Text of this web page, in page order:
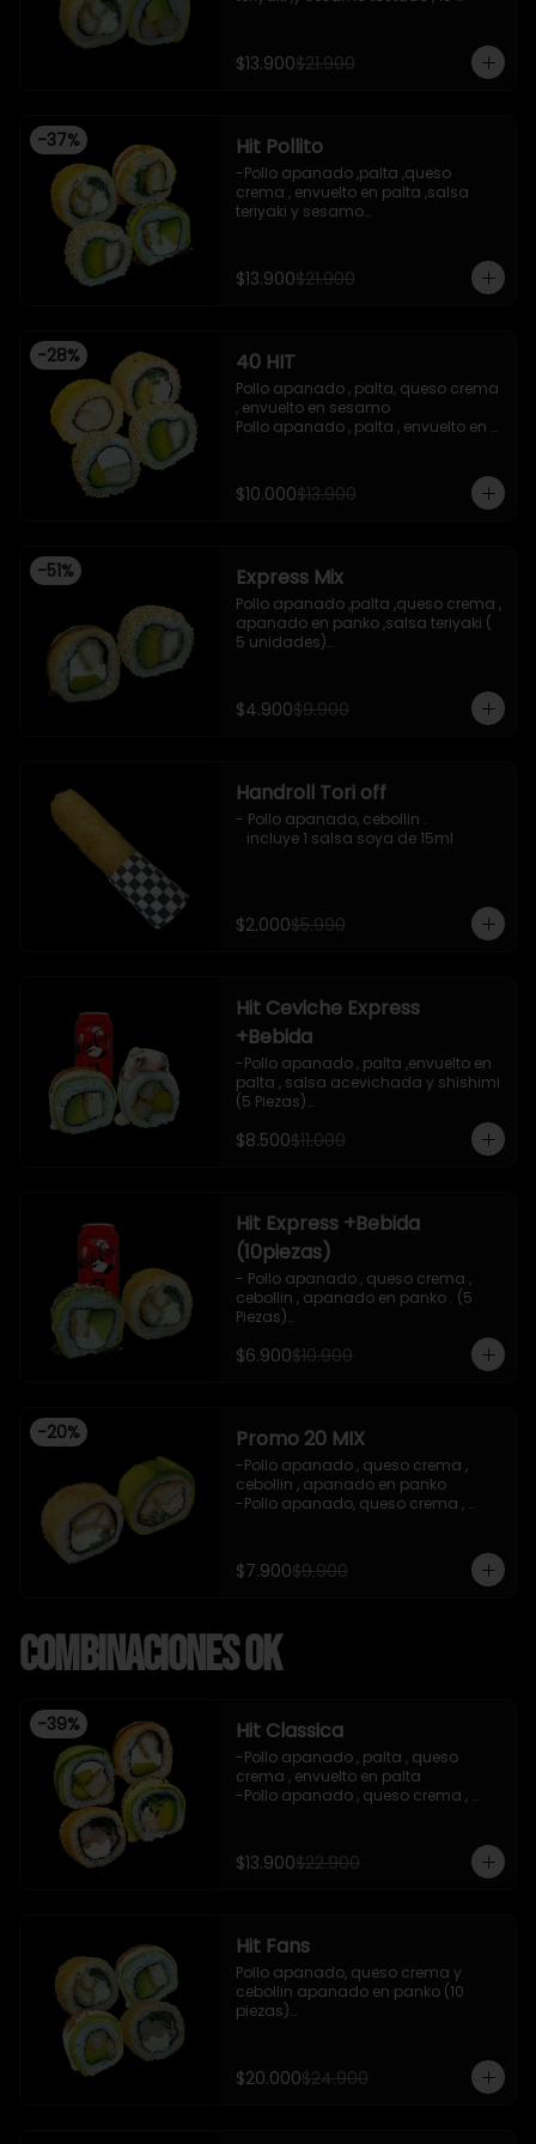
,envuelto en palta ,salsa
acevichada ,y chichimi , 10 piezas
$13.900$21.900
-37% Hit Pollito
-Pollo apanado ,palta ,queso
crema , envuelto en palta ,salsa
teriyaki y sesamo
-Pollo apanado , cebollin , apanado
en panko , salsa umami , salsa
-incluye 2 salsas de soya , 1 salsa
teriyaki , 1wasabi , 1 gengibre , 3
palitos .
-Imagen referencial .
$13.900$21.900
-28% 40 HIT
Pollo apanado , palta, queso crema
, envuelto en sesamo
Pollo apanado , palta , envuelto en
apanado en panko
Kanikama , queso crema ,
$10.000$13.900
-51% Express Mix
Pollo apanado ,palta ,queso crema ,
apanado en panko ,salsa teriyaki (
5 unidades)
incluye 1 salsa de soya de 15 ml
$4.900$9.900
Handroll Tori off
- Pollo apanado, cebollin .
   incluye 1 salsa soya de 15ml
$2.000$5.990
Hit Ceviche Express
+Bebida
-Pollo apanado , palta ,envuelto en
palta , salsa acevichada y shishimi
(5 Piezas)
-Camaron cocido , palta ,ceviche
mixto , salsa acevichada ( 5 Piezas)
-Incluye 1 bebida (coca cola zero), Y
$8.500$11.000
Hit Express +Bebida
(10piezas)
- Pollo apanado , queso crema ,
cebollin , apanado en panko . (5
Piezas)
palta ,envuelto en palta , salsa
-Imagen referencial .
$6.900$10.900
-20% Promo 20 MIX
-Pollo apanado , queso crema ,
cebollin , apanado en panko
-Pollo apanado, queso crema ,
-incluye 1 salsa de soya , 1 salsa
teriyaki
$7.900$9.900
Combinaciones OK
-39% Hit Classica
-Pollo apanado , palta , queso
crema , envuelto en palta
-Pollo apanado , queso crema ,
-Camaron cocido ,queso crema ,
cebollin , apanado en panko .
-incluye 2 salsas de soya , 1 salsa
teriyaki , 1 gengibre , 1 wasabi , 3
palitos.
-imagen referencial
$13.900$22.900
Hit Fans
Pollo apanado, queso crema y
cebollin apanado en panko (10
piezas)
piezas)
- Camaron apanado y palta
$20.000$24.900